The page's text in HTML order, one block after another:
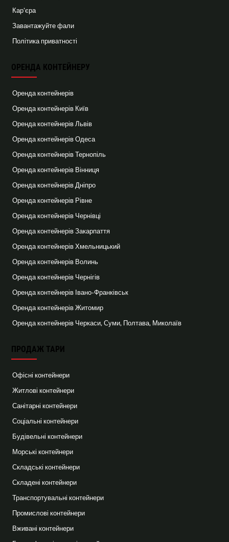
Кар’єра
Завантажуйте фали
Політика приватності
ОРЕНДА КОНТЕЙНЕРУ
Оренда контейнерів
Оренда контейнерів Київ
Оренда контейнерів Львів
Оренда контейнерів Одеса
Оренда контейнерів Тернопіль
Оренда контейнерів Вінниця
Оренда контейнерів Дніпро
Оренда контейнерів Рівне
Оренда контейнерів Чернівці
Оренда контейнерів Закарпаття
Оренда контейнерів Хмельницький
Оренда контейнерів Волинь
Оренда контейнерів Чернігів
Оренда контейнерів Івано-Франківськ
Оренда контейнерів Житомир
Оренда контейнерів Черкаси, Суми, Полтава, Миколаїв
ПРОДАЖ ТАРИ
Офісні контейнери
Житлові контейнери
Санітарні контейнери
Соціальні контейнери
Будівельні контейнери
Морські контейнери
Складські контейнери
Складені контейнери
Транспортувальні контейнери
Промислові контейнери
Вживані контейнери